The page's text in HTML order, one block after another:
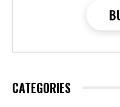
CATEGORIES